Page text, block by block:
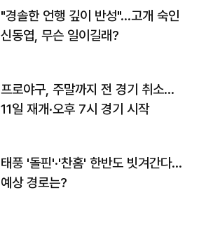
"경솔한 언행 깊이 반성"…고개 숙인
신동엽, 무슨 일이길래?
프로야구, 주말까지 전 경기 취소…
11일 재개·오후 7시 경기 시작
태풍 '돌핀'·'찬홈' 한반도 빗겨간다…
예상 경로는?